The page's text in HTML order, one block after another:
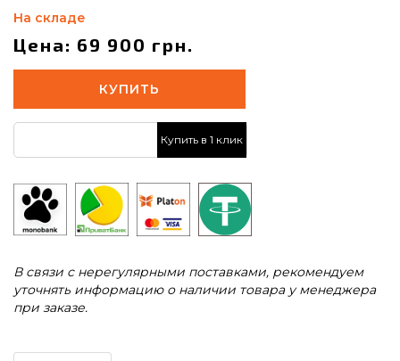
На складе
Цена: 69 900 грн.
КУПИТЬ
Купить в 1 клик
В связи с нерегулярными поставками, рекомендуем
уточнять информацию о наличии товара у менеджера
при заказе.